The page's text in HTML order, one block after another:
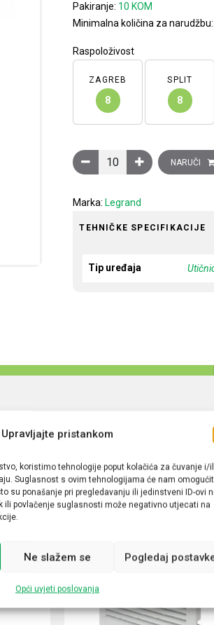
Upravljajte pristankom
koristimo tehnologije poput kolačića za čuvanje i/
Suglasnost s ovim tehnologijama će nam
su ponašanje pri pregledavanju ili jedinstveni ID-ovi
ili povlačenje suglasnosti može negativno utjecati na
Ne slažem se Pogledaj
Opći uvjeti poslovanja
Pakiranje: 10 KOM
Minimalna količina za narudžbu:
Raspoloživost
ZAGREB
8
SPLIT
8
Utičnica zvijezda TV-R-
NARUČI
Marka: Legrand
TEHNIČKE SPECIFIKACIJE
Tip uređaja